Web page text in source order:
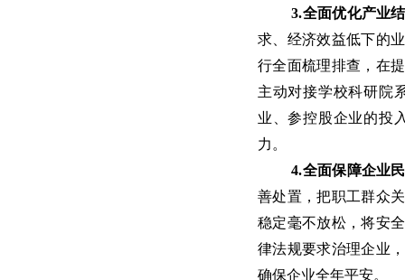
3.全面优化产业
求、经济效益低下的
行全面梳理排查，在
主动对接学校科研院
业、参控股企业的投
力。
4.全面保障企业
善处置，把职工群众
稳定毫不放松，将安
律法规要求治理企业
确保企业全年平安。